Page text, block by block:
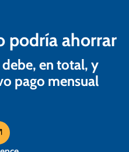
podría ahorrar
en total, y
pago mensual